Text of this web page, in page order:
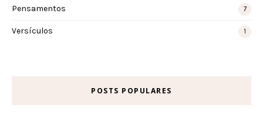
Pensamentos 7
Versículos 1
POSTS POPULARES